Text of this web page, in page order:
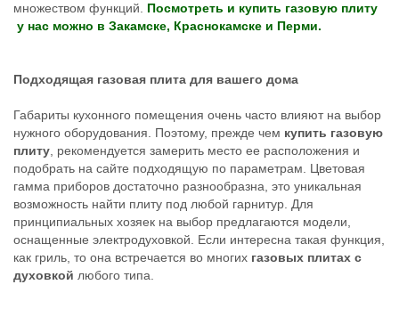
множеством функций.
Посмотреть и купить газовую плиту
у нас можно в Закамске, Краснокамске и Перми.
Подходящая газовая плита для вашего дома
Габариты кухонного помещения очень часто влияют на выбор
нужного оборудования. Поэтому, прежде чем купить газовую
плиту , рекомендуется замерить место ее расположения и
подобрать на сайте подходящую по параметрам. Цветовая
гамма приборов достаточно разнообразна, это уникальная
возможность найти плиту под любой гарнитур. Для
принципиальных хозяек на выбор предлагаются модели,
оснащенные электродуховкой. Если интересна такая функция,
как гриль, то она встречается во многих газовых плитах с
духовкой любого типа.